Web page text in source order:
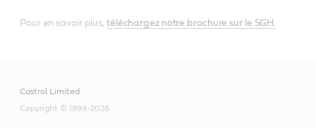
Pour en savoir plus, téléchargez notre brochure sur le SGH.
Castrol Limited
Copyright © 1999-2026